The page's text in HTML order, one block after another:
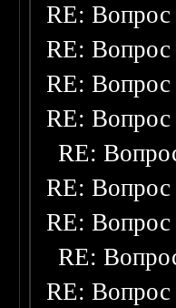
RE: Вопрос
RE: Вопрос
RE: Вопрос
RE: Вопрос
RE:
RE: Вопрос
RE: Вопрос
RE:
RE: Вопрос